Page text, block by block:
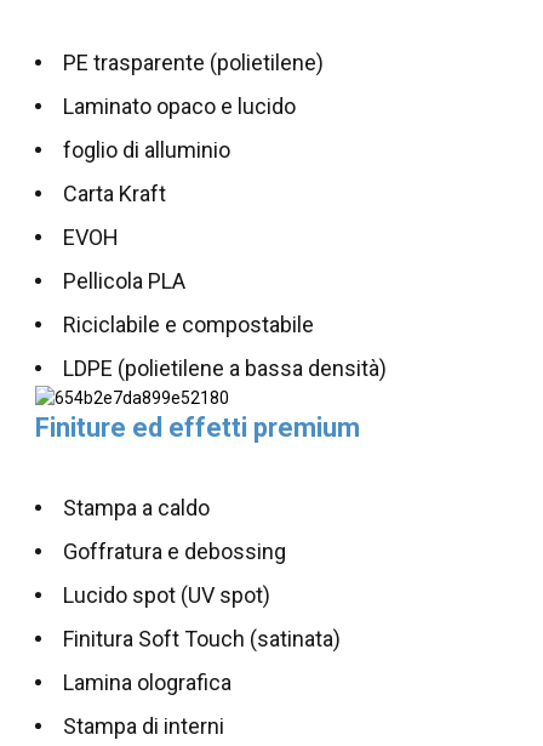
PE trasparente (polietilene)
Laminato opaco e lucido
foglio di alluminio
Carta Kraft
EVOH
Pellicola PLA
Riciclabile e compostabile
LDPE (polietilene a bassa densità)
Finiture ed effetti premium
Stampa a caldo
Goffratura e debossing
Lucido spot (UV spot)
Finitura Soft Touch (satinata)
Lamina olografica
Stampa di interni